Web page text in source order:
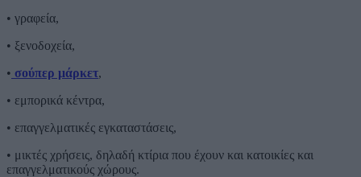
• γραφεία,
• ξενοδοχεία,
• σούπερ μάρκετ,
• εμπορικά κέντρα,
• επαγγελματικές εγκαταστάσεις,
• μικτές χρήσεις, δηλαδή κτίρια που έχουν και κατοικίες και
επαγγελματικούς χώρους.